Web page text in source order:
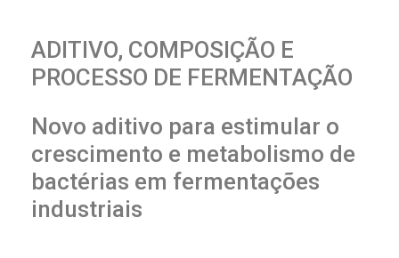
ADITIVO, COMPOSIÇÃO E
PROCESSO DE FERMENTAÇÃO
Novo aditivo para estimular o
crescimento e metabolismo de
bactérias em fermentações
industriais